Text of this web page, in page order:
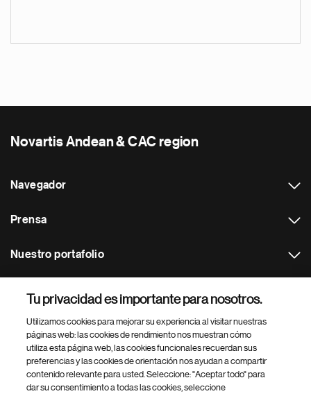
Novartis Andean & CAC region
Navegador
Prensa
Nuestro portafolio
Footer Site Search
Tu privacidad es importante para nosotros.
Utilizamos cookies para mejorar su experiencia al visitar nuestras
páginas web: las cookies de rendimiento nos muestran cómo
utiliza esta página web, las cookies funcionales recuerdan sus
preferencias y las cookies de orientación nos ayudan a compartir
contenido relevante para usted. Seleccione: "Aceptar todo" para
dar su consentimiento a todas las cookies, seleccione